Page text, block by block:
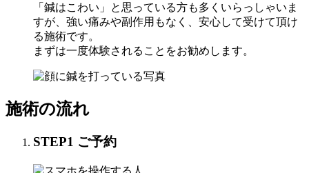
「鍼はこわい」と思っている方も多くいらっしゃいま
すが、強い痛みや副作用もなく、安心して受けて頂け
る施術です。
まずは一度体験されることをお勧めします。
施術の流れ
STEP1 ご予約